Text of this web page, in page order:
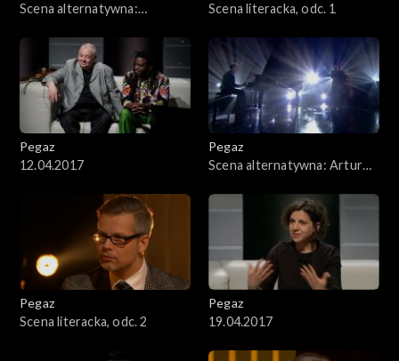
Scena alternatywna:
Scena literacka, odc. 1
Pegaz
12.04.2017
Pegaz
Scena alternatywna: Artur
Pegaz
Scena literacka, odc. 2
Pegaz
19.04.2017